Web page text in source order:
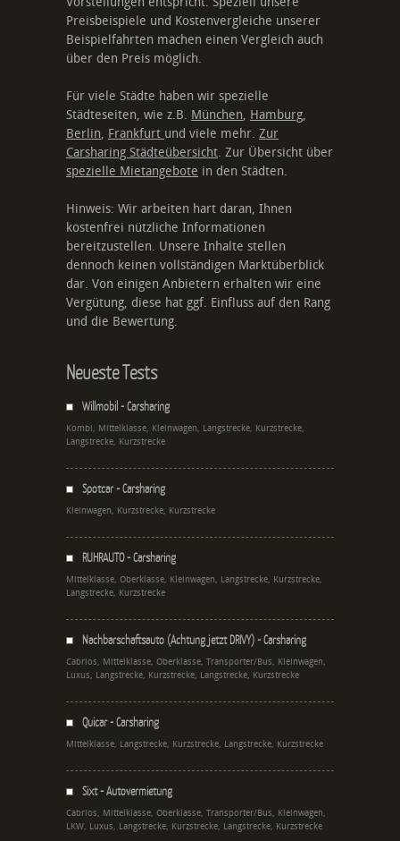
Preisbeispiele und Kostenvergleiche unserer
Beispielfahrten machen einen Vergleich auch
über den Preis möglich.
Für viele Städte haben wir spezielle
Städteseiten, wie z.B. München, Hamburg,
Berlin, Frankfurt und viele mehr. Zur
Carsharing Städteübersicht. Zur Übersicht über
spezielle Mietangebote in den Städten.
Hinweis: Wir arbeiten hart daran, Ihnen
kostenfrei nützliche Informationen
bereitzustellen. Unsere Inhalte stellen
dennoch keinen vollständigen Marktüberblick
dar. Von einigen Anbietern erhalten wir eine
Vergütung, diese hat ggf. Einfluss auf den Rang
und die Bewertung.
Neueste Tests
Willmobil - Carsharing
Kombi, Mittelklasse, Kleinwagen, Langstrecke, Kurzstrecke,
Langstrecke, Kurzstrecke
Spotcar - Carsharing
Kleinwagen, Kurzstrecke, Kurzstrecke
RUHRAUTO - Carsharing
Mittelklasse, Oberklasse, Kleinwagen, Langstrecke, Kurzstrecke,
Langstrecke, Kurzstrecke
Nachbarschaftsauto (Achtung jetzt DRIVY) - Carsharing
Cabrios, Mittelklasse, Oberklasse, Transporter/Bus, Kleinwagen,
Luxus, Langstrecke, Kurzstrecke, Langstrecke, Kurzstrecke
Quicar - Carsharing
Mittelklasse, Langstrecke, Kurzstrecke, Langstrecke, Kurzstrecke
Sixt - Autovermietung
Cabrios, Mittelklasse, Oberklasse, Transporter/Bus, Kleinwagen,
LKW, Luxus, Langstrecke, Kurzstrecke, Langstrecke, Kurzstrecke